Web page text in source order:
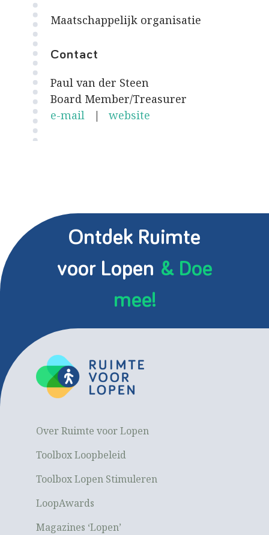
Maatschappelijk organisatie
Contact
Paul van der Steen
Board Member/Treasurer
e-mail | website
Ontdek Ruimte
voor Lopen & Doe
mee!
Over Ruimte voor Lopen
Toolbox Loopbeleid
Toolbox Lopen Stimuleren
LoopAwards
Magazines ‘Lopen’